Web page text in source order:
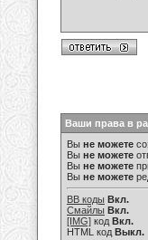
Ваши права в
Вы не можете
Вы не можете
Вы не можете
Вы не можете
BB коды Вкл.
Смайлы Вкл.
[IMG] код Вкл.
HTML код Выкл.